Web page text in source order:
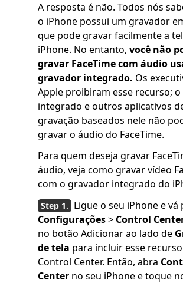
A resposta é não. Todos nós
o iPhone possui um gravador
que pode gravar facilmente a
iPhone. No entanto, você não
gravar FaceTime com áudio
gravador integrado. Os
Apple proibiram esse recurso;
integrado e outros aplicativos
gravação baseados nele não
gravar o áudio do FaceTime.
Para quem deseja gravar
áudio, veja como gravar vídeo
com o gravador integrado do
Ligue o seu iPhone e vá
Configurações> Control
no botão Adicionar ao lado de
de tela para incluir esse
Control Center. Então, abra
Center no seu iPhone e toque